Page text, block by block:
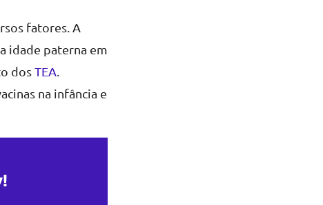
fatores. A
idade paterna em
dosTEA
na infância e